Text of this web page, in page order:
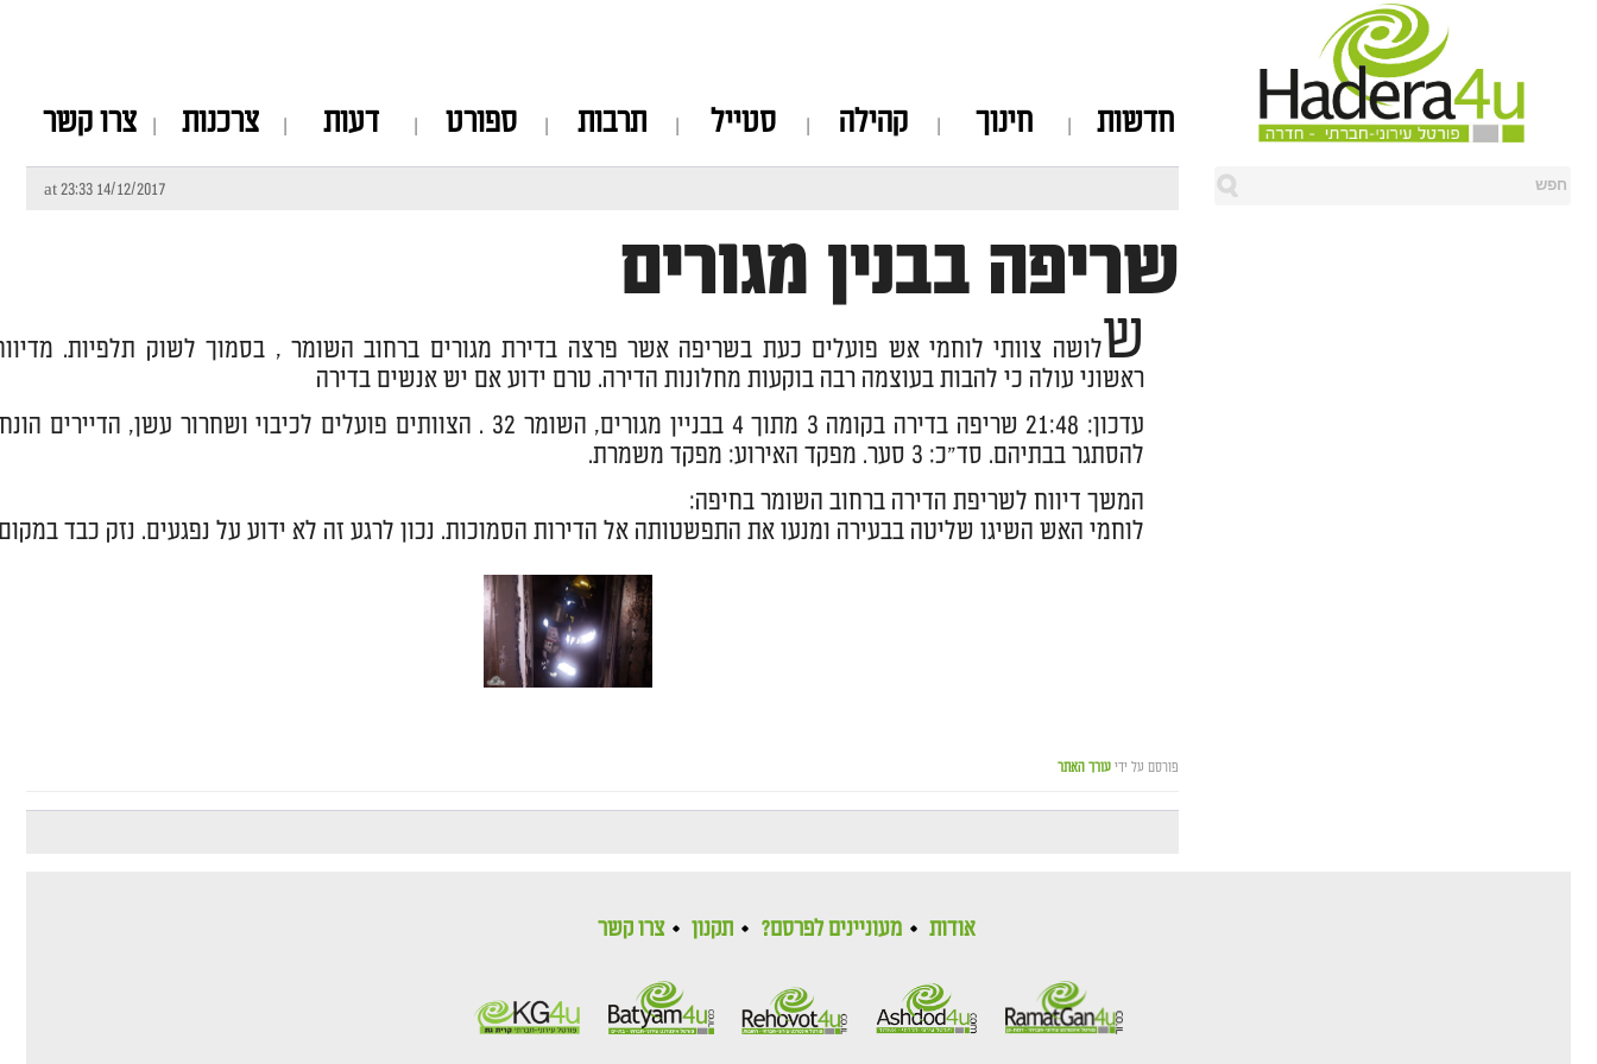
חדשות חינוך קהילה סטייל תרבות ספורט דעות צרכנות צרו קשר
14/12/2017 at 23:33
שריפה בבנין מגורים
שלושה צוותי לוחמי אש פועלים כעת בשריפה אשר פרצה בדירת מגורים ברחוב השומר , בסמוך לשוק תלפיות.
ראשוני עולה כי להבות בעוצמה רבה בוקעות מחלונות הדירה. טרם ידוע אם יש אנשים בדירה
עדכון: 21:48 שריפה בדירה בקומה 3 מתוך 4 בבניין מגורים, השומר 32 . הצוותים פועלים לכיבוי ושחרור עשן, הדיירים
להסתגר בבתיהם. סד"כ: 3 סער. מפקד האירוע: מפקד משמרת.
המשך דיווח לשריפת הדירה ברחוב השומר בחיפה:
לוחמי האש השיגו שליטה בבעירה ומנעו את התפשטותה אל הדירות הסמוכות. נכון לרגע זה לא ידוע על נפגעים. נזק כבד
פורסם על ידי עורך האתר
אודות מעוניינים לפרסם? תקנון צרו קשר